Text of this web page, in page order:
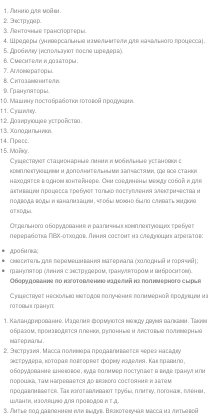
Линию для мойки.
Экструдер.
Ленточные транспортеры.
Шредеры (универсальные измельчители для начального процесса).
Дробилку (используют после шредера).
Смесители и дозаторы.
Агломераторы.
Ситозаменители.
Грануляторы.
Машину постобработки готовой продукции.
Сушилку.
Дозирующее устройство.
Холодильники.
Пресс.
Мойку.
Существуют стационарные линии и мобильные установки с
комплектующими и дополнительными запчастями, где все станки
находятся в одном контейнере. Они соединены между собой и для
активации процесса требуют только поступления электричества и
подвода воды и канализации, чтобы можно было сливать жидкие
отходы.
Отдельного оборудования и различных комплектующих требует
переработка ПВХ-отходов. Линия состоит из следующих агрегатов:
дробилка;
смеситель для перемешивания материала (холодный и горячий);
гранулятор (линия с экструдером, гранулятором и виброситом).
Оборудование по изготовлению изделий из полимерного сырья
Существует несколько методов получения полимерной продукции из
готовых гранул:
Каландрирование. Изделия формуются между двумя валками. Таким
образом, производятся пленки, рулонные и листовые полимерные
материалы.
Экструзия. Масса полимера продавливается через насадку
экструдера, которая повторяет форму изделия. Как правило,
оборудование шнековое, куда полимер поступает в виде гранул или
порошка, там нагревается до вязкого состояния и затем
продавливается. Так изготавливают трубы, плитку, погонаж, пленки,
шланги, изоляцию для проводов и т.д.
Литье под давлением или выдув. Вязкотекучая масса из литьевой